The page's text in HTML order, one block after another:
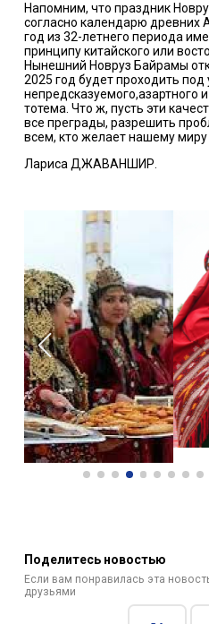
Напомним, что праздник
согласно календарю древних
год из 32-летнего периода
принципу китайского или
Нынешний Новруз Байрамы
2025 год будет проходить
непредсказуемого,азартного
тотема . Что ж, пусть эти
все преграды, разрешить
всем, кто желает нашему
Лариса ДЖАВАНШИР.
Если вам понравилась эта
друзьями